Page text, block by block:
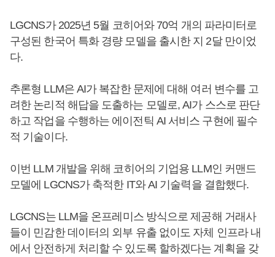
LGCNS가 2025년 5월 코히어와 70억 개의 파라미터로
구성된 한국어 특화 경량 모델을 출시한 지 2달 만이었
다.
추론형 LLM은 AI가 복잡한 문제에 대해 여러 변수를 고
려한 논리적 해답을 도출하는 모델로, AI가 스스로 판단
하고 작업을 수행하는 에이전틱 AI 서비스 구현에 필수
적 기술이다.
이번 LLM 개발을 위해 코히어의 기업용 LLM인 커맨드
모델에 LGCNS가 축적한 IT와 AI 기술력을 결합했다.
LGCNS는 LLM을 온프레미스 방식으로 제공해 거래사
들이 민감한 데이터의 외부 유출 없이도 자체 인프라 내
에서 안전하게 처리할 수 있도록 할하겠다는 계획을 갖